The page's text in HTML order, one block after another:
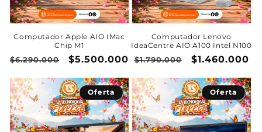
Computador Apple AIO IMac
Chip M1
Precio
$6.290.000
Precio
oferta
$5.500.000
Computador Lenovo
IdeaCentre AIO A100 Intel N100
Precio
$1.790.000
Precio
oferta
$1.460.000
Oferta Oferta